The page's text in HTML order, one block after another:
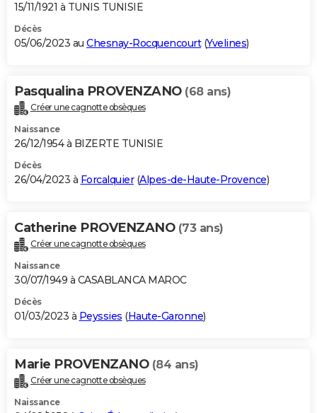
15/11/1921 à TUNIS TUNISIE
Décès
05/06/2023 au Chesnay-Rocquencourt(Yvelines)
Pasqualina PROVENZANO (68 ans)
Créer une cagnotte obsèques
Naissance
26/12/1954 à BIZERTE TUNISIE
Décès
26/04/2023 à Forcalquier(Alpes-de-Haute-Provence)
Catherine PROVENZANO (73 ans)
Créer une cagnotte obsèques
Naissance
30/07/1949 à CASABLANCA MAROC
Décès
01/03/2023 à Peyssies (Haute-Garonne)
Marie PROVENZANO (84 ans)
Créer une cagnotte obsèques
Naissance